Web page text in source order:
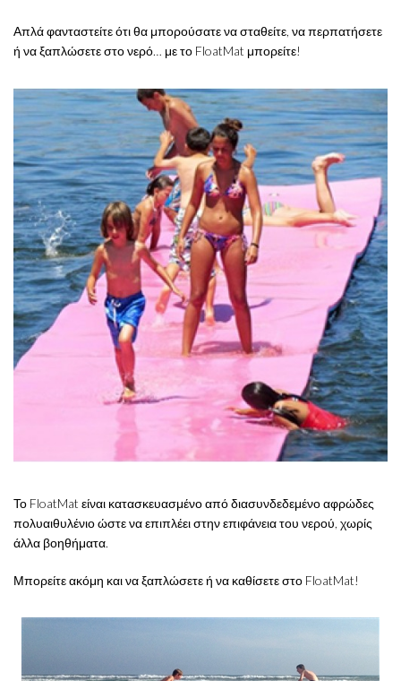
Απλά φανταστείτε ότι θα μπορούσατε να σταθείτε, να περπατήσετε
ή να ξαπλώσετε στο νερό… με το FloatMat μπορείτε!
Το FloatMat είναι κατασκευασμένο από διασυνδεδεμένο αφρώδες
πολυαιθυλένιο ώστε να επιπλέει στην επιφάνεια του νερού, χωρίς
άλλα βοηθήματα.
Μπορείτε ακόμη και να ξαπλώσετε ή να καθίσετε στο FloatMat!